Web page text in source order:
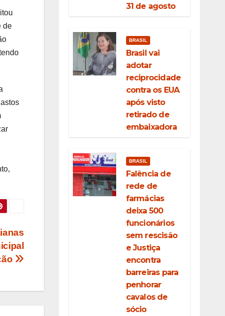
de
31 de agosto
BRASIL
Brasil vai
adotar
reciprocidade
contra os EUA
após visto
retirado de
embaixadora
BRASIL
Falência de
rede de
farmácias
deixa 500
funcionários
sem rescisão
e Justiça
encontra
barreiras para
penhorar
cavalos de
sócio